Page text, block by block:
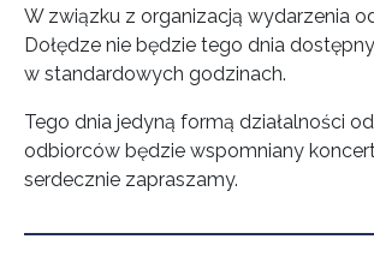
W związku z organizacją wydarzenia
Dołędze nie będzie tego dnia
w standardowych godzinach.
Tego dnia jedyną formą działalności
odbiorców będzie wspomniany
serdecznie zapraszamy.